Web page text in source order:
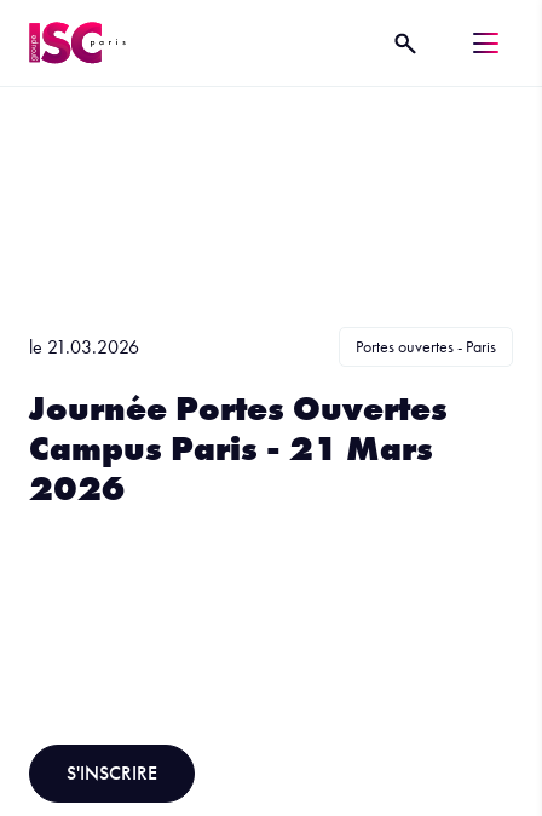
le 21.03.2026 Portes ouvertes - Paris
Journée Portes Ouvertes
Campus Paris - 21 Mars
2026
S'INSCRIRE